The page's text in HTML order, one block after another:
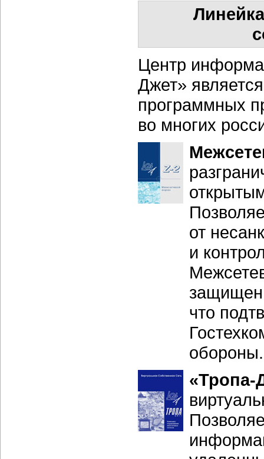
Центр
Джет»
программных
во многих
от
и
что
обороны.
«Тропа-